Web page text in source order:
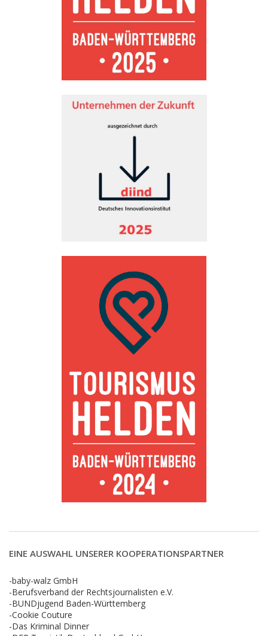
EINE AUSWAHL UNSERER KOOPERATIONSPARTNER
-baby-walz GmbH
-Berufsverband der Rechtsjournalisten e.V.
-BUNDjugend Baden-Württemberg
-Cookie Couture
-Das Kriminal Dinner